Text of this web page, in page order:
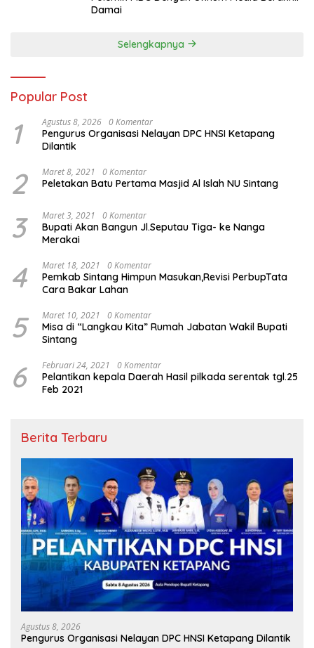
Damai
Selengkapnya
Popular Post
1 Agustus 8, 2026 0 Komentar
Pengurus Organisasi Nelayan DPC HNSI Ketapang
Dilantik
2 Maret 8, 2021 0 Komentar
Peletakan Batu Pertama Masjid Al Islah NU Sintang
3 Maret 3, 2021 0 Komentar
Bupati Akan Bangun Jl.Seputau Tiga- ke Nanga
Merakai
4 Maret 18, 2021 0 Komentar
Pemkab Sintang Himpun Masukan,Revisi PerbupTata
Cara Bakar Lahan
5 Maret 10, 2021 0 Komentar
Misa di “Langkau Kita” Rumah Jabatan Wakil Bupati
Sintang
6 Februari 24, 2021 0 Komentar
Pelantikan kepala Daerah Hasil pilkada serentak tgl.25
Feb 2021
Berita Terbaru
Agustus 8, 2026
Pengurus Organisasi Nelayan DPC HNSI Ketapang Dilantik